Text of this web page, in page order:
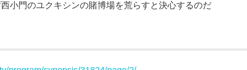
小門のユクキシンの賭博場を荒らすと決心するのだ